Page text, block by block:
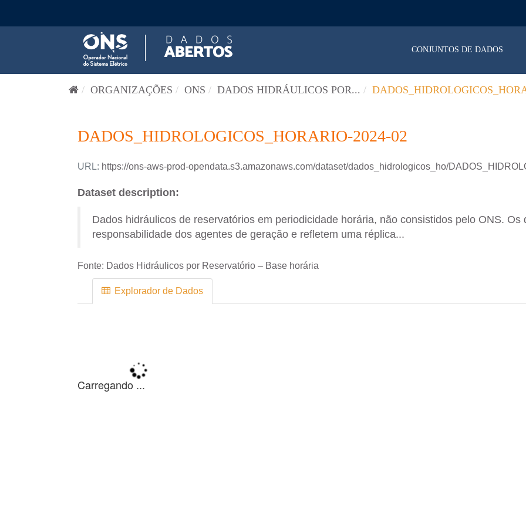
CONJUNTOS DE DADOS
ORGANIZAÇÕES ONS DADOS HIDRÁULICOS POR...
DADOS_HIDROLOGICOS_HORARIO-2024-02
URL: https://ons-aws-prod-opendata.s3.amazonaws.com/dataset/dados_hidrologicos_ho/
Dataset description:
Dados hidráulicos de reservatórios em periodicidade horária, não consistidos pelo ONS.
responsabilidade dos agentes de geração e refletem uma réplica...
Fonte: Dados Hidráulicos por Reservatório – Base horária
Explorador de Dados